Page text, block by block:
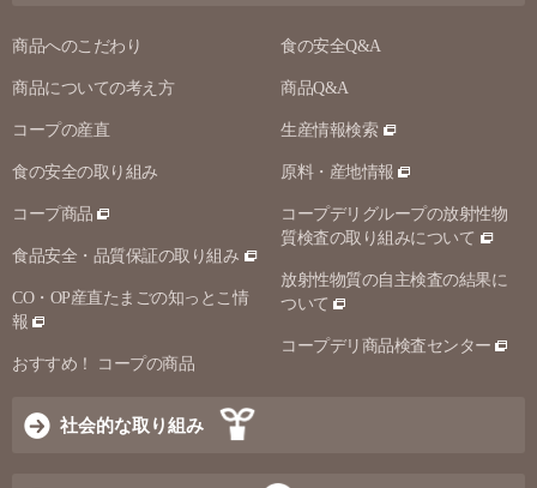
商品へのこだわり
商品についての考え方
コープの産直
食の安全の取り組み
コープ商品
食品安全・品質保証の取り組み
CO・OP産直たまごの知っとこ情
報
おすすめ！ コープの商品
食の安全Q&A
商品Q&A
生産情報検索
原料・産地情報
コープデリグループの放射性物
質検査の取り組みについて
放射性物質の自主検査の結果に
ついて
コープデリ商品検査センター
社会的な取り組み